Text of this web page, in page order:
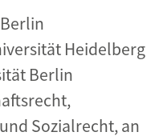
Heidelberg
Berlin
Sozialrecht, an